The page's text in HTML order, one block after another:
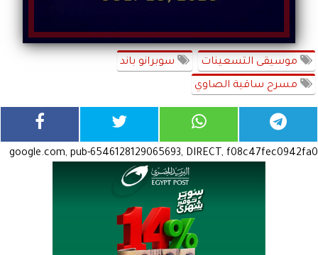
موسيقى التسعينات سوبرانو باند
مسرح ساقية الصاوي
google.com, pub-6546128129065693, DIRECT, f08c47fec0942fa0